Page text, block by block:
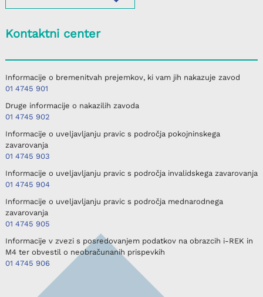
Kontaktni center
Informacije o bremenitvah prejemkov, ki vam jih nakazuje zavod
01 4745 901
Druge informacije o nakazilih zavoda
01 4745 902
Informacije o uveljavljanju pravic s področja pokojninskega
zavarovanja
01 4745 903
Informacije o uveljavljanju pravic s področja invalidskega zavarovanja
01 4745 904
Informacije o uveljavljanju pravic s področja mednarodnega
zavarovanja
01 4745 905
Informacije v zvezi s posredovanjem podatkov na obrazcih i-REK in
M4 ter obvestil o neobračunanih prispevkih
01 4745 906